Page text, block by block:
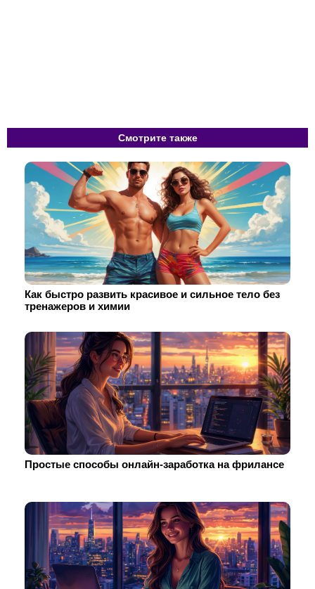
Смотрите также
Как быстро развить красивое и сильное тело без
тренажеров и химии
Простые способы онлайн-заработка на фрилансе